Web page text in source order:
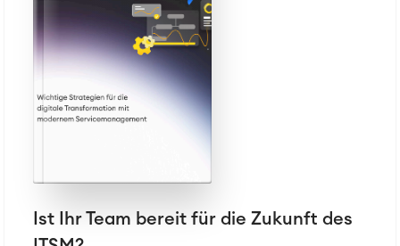
Ist Ihr Team bereit für die Zukunft des